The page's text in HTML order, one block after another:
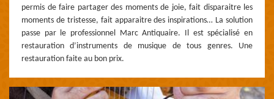
permis de faire partager des moments de joie, fait disparaitre les
moments de tristesse, fait apparaitre des inspirations… La solution
passe par le professionnel Marc Antiquaire. Il est spécialisé en
restauration d’instruments de musique de tous genres. Une
restauration faite au bon prix.